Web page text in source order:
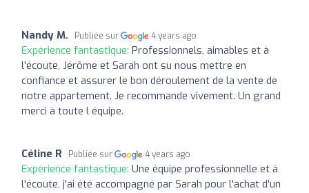
Nandy M. Publiée sur 4 years ago
Expérience fantastique: Professionnels, aimables et à
l'écoute, Jérôme et Sarah ont su nous mettre en
confiance et assurer le bon déroulement de la vente de
notre appartement. Je recommande vivement. Un grand
merci à toute l équipe.
Céline R Publiée sur 4 years ago
Expérience fantastique: Une équipe professionnelle et à
l'écoute, j'ai été accompagné par Sarah pour l'achat d'un